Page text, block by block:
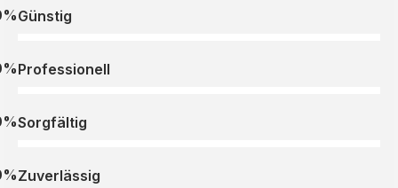
Günstig
Professionell
Sorgfältig
Zuverlässig